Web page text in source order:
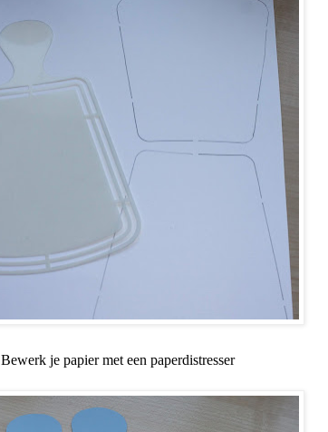
Bewerk je papier met een paperdistresser